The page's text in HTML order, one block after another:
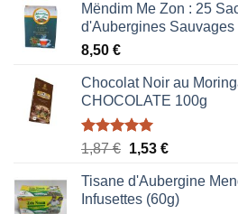
Mëndim Me Zon : 25
d'Aubergines Sauvages
8,50 €
Chocolat Noir au
CHOCOLATE 100g
Note5.00
1,87€ Le
initial
était :
1,53 €Le
actuel
est :
Tisane d'Aubergine
Infusettes (60g)